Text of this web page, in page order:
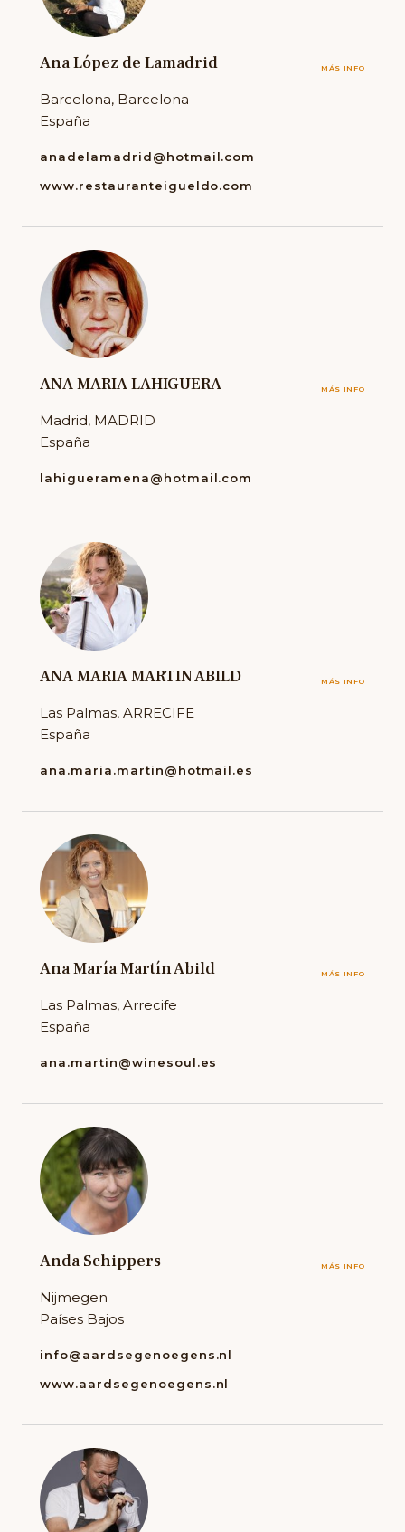
Ana López de Lamadrid MÁS INFO
Barcelona, Barcelona
España
anadelamadrid@hotmail.com
www.restauranteigueldo.com
ANA MARIA LAHIGUERA MÁS INFO
Madrid, MADRID
España
lahigueramena@hotmail.com
ANA MARIA MARTIN ABILD MÁS INFO
Las Palmas, ARRECIFE
España
ana.maria.martin@hotmail.es
Ana María Martín Abild MÁS INFO
Las Palmas, Arrecife
España
ana.martin@winesoul.es
Anda Schippers MÁS INFO
Nijmegen
Países Bajos
info@aardsegenoegens.nl
www.aardsegenoegens.nl